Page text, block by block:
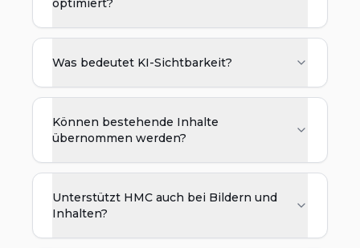
optimiert?
Was bedeutet KI-Sichtbarkeit?
Können bestehende Inhalte
übernommen werden?
Unterstützt HMC auch bei Bildern und
Inhalten?